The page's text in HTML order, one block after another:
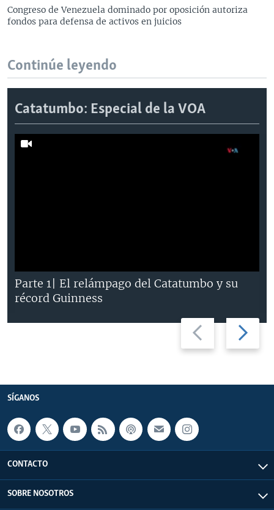
Congreso de Venezuela dominado por oposición autoriza
fondos para defensa de activos en juicios
Continúe leyendo
Catatumbo: Especial de la VOA
Previous
slide
Next
slide
Parte 1| El relámpago del Catatumbo y su
récord Guinness
SÍGANOS
CONTACTO
SOBRE NOSOTROS